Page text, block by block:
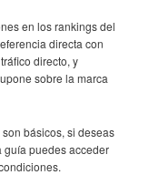
en los rankings del
directa con
directo, y
sobre la marca
básicos, si deseas
guía puedes acceder